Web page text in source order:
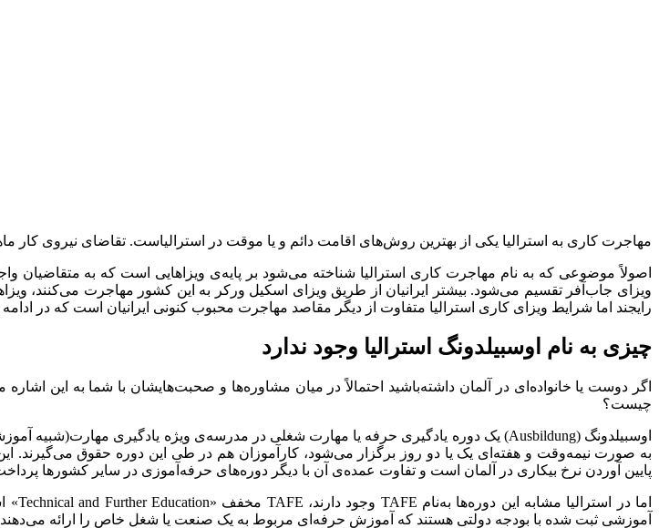
مهاجرت کاری به استرالیا یکی از بهترین روش‌های اقامت دائم و یا موقت در استرالیاست. تقاضای نیروی
اصولاً موضوعی که به نام مهاجرت کاری استرالیا شناخته می‌شود بر پایه‌ی ویزاهایی است که به متقاضیان
ویزای جاب‌آفر تقسیم می‌شود. بیشتر ایرانیان از طریق ویزای اسکیل ورکر به این کشور مهاجرت می‌کنند،
رایجند اما شرایط ویزای کاری استرالیا متفاوت از دیگر مقاصد مهاجرت محبوب کنونی ایرانیان است که در
چیزی به نام اوسبیلدونگ استرالیا وجود ندارد
اگر دوست یا خانواده‌ای در آلمان داشته‌باشید احتمالاً در میان مشاوره‌ها و صحبت‌هایشان با شما به این
چیست؟
به صورت نیمه‌وقت و هفته‌ای یک یا دو روز برگزار می‌شود، کارآموزان هم در طی این دوره حقوق می‌گیرند.
پایین آوردن نرخ بیکاری در آلمان است و تفاوت عمده‌ی آن با دیگر دوره‌های حرفه‌آموزی در سایر کشورها
آموزشی ثبت شده با بودجه دولتی هستند که آموزش حرفه‌‌ای مربوط به یک صنعت یا شغل خاص را ارائه